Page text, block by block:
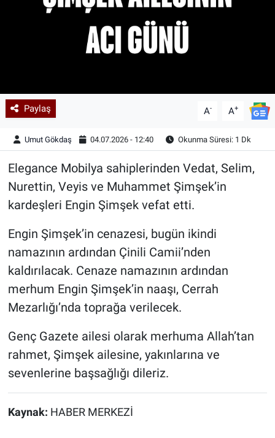
Paylaş A- A+
Umut Gökdaş 04.07.2026 - 12:40 Okunma Süresi: 1 Dk
Elegance Mobilya sahiplerinden Vedat, Selim,
Nurettin, Veyis ve Muhammet Şimşek’in
kardeşleri Engin Şimşek vefat etti.
Engin Şimşek’in cenazesi, bugün ikindi
namazının ardından Çinili Camii’nden
kaldırılacak. Cenaze namazının ardından
merhum Engin Şimşek’in naaşı, Cerrah
Mezarlığı’nda toprağa verilecek.
Genç Gazete ailesi olarak merhuma Allah’tan
rahmet, Şimşek ailesine, yakınlarına ve
sevenlerine başsağlığı dileriz.
Kaynak: HABER MERKEZİ
Sağlık
Yazarlar
Astroloji-Rüya